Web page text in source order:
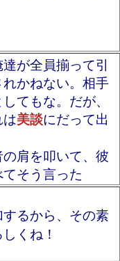
が全員揃って引
かねない。相手
てもな。だが、
美談にだって出
肩を叩いて、彼
そう言った
るから、その素
くね！